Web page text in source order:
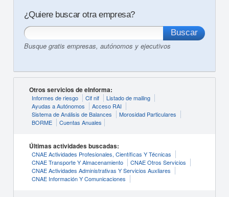
¿Quiere buscar otra empresa?
Busque gratis empresas, autónomos y ejecutivos
Otros servicios de eInforma:
Informes de riesgo Cif nif
Listado de mailing
Ayudas a Autónomos
Acceso RAI
Sistema de Análisis de Balances
Morosidad Particulares
BORME
Cuentas Anuales
Últimas actividades buscadas:
CNAE Actividades Profesionales, Científicas Y Técnicas
CNAE Transporte Y Almacenamiento
CNAE Otros Servicios
CNAE Actividades Administrativas Y Servicios Auxliares
CNAE Información Y Comunicaciones